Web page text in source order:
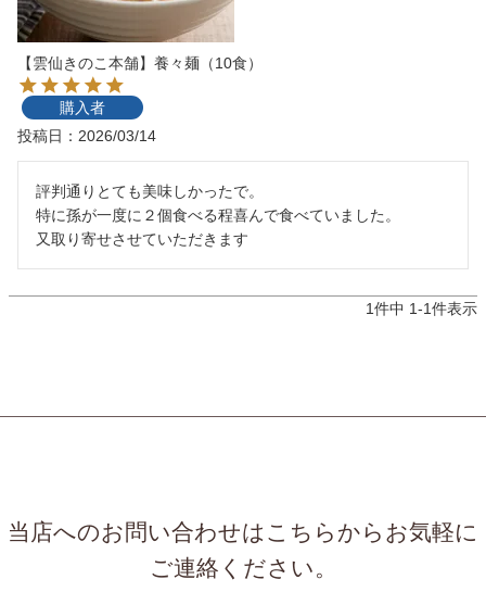
【雲仙きのこ本舗】養々麺（10食）
購入者
投稿日
2026/03/14
評判通りとても美味しかったで。
特に孫が一度に２個食べる程喜んで食べていました。
1件中 1-1件表示
当店へのお問い合わせはこちらからお気軽に
ご連絡ください。